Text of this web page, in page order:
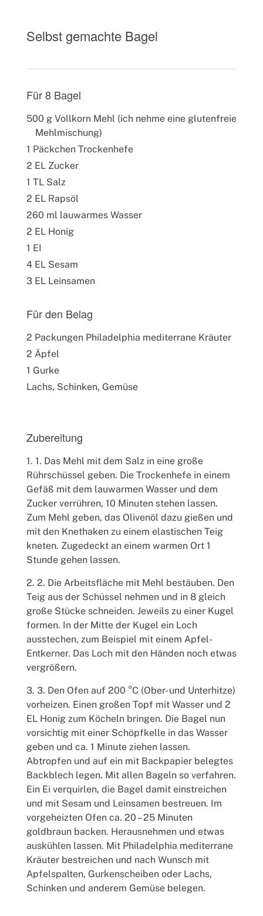
Selbst gemachte Bagel
Für 8 Bagel
500 g Vollkorn Mehl (ich nehme eine glutenfreie
Mehlmischung)
1 Päckchen Trockenhefe
2 EL Zucker
1 TL Salz
2 EL Rapsöl
260 ml lauwarmes Wasser
2 EL Honig
1 EI
4 EL Sesam
3 EL Leinsamen
Für den Belag
2 Packungen Philadelphia mediterrane Kräuter
2 Äpfel
1 Gurke
Lachs, Schinken, Gemüse
Zubereitung
1. Das Mehl mit dem Salz in eine große
Rührschüssel geben. Die Trockenhefe in einem
Gefäß mit dem lauwarmen Wasser und dem
Zucker verrühren, 10 Minuten stehen lassen.
Zum Mehl geben, das Olivenöl dazu gießen und
mit den Knethaken zu einem elastischen Teig
kneten. Zugedeckt an einem warmen Ort 1
Stunde gehen lassen.
2. Die Arbeitsfläche mit Mehl bestäuben. Den
Teig aus der Schüssel nehmen und in 8 gleich
große Stücke schneiden. Jeweils zu einer Kugel
formen. In der Mitte der Kugel ein Loch
ausstechen, zum Beispiel mit einem Apfel-
Entkerner. Das Loch mit den Händen noch etwas
vergrößern.
3. Den Ofen auf 200 °C (Ober- und Unterhitze)
vorheizen. Einen großen Topf mit Wasser und 2
EL Honig zum Köcheln bringen. Die Bagel nun
vorsichtig mit einer Schöpfkelle in das Wasser
geben und ca. 1 Minute ziehen lassen.
Abtropfen und auf ein mit Backpapier belegtes
Backblech legen. Mit allen Bageln so verfahren.
Ein Ei verquirlen, die Bagel damit einstreichen
und mit Sesam und Leinsamen bestreuen. Im
vorgeheizten Ofen ca. 20 – 25 Minuten
goldbraun backen. Herausnehmen und etwas
auskühlen lassen. Mit Philadelphia mediterrane
Kräuter bestreichen und nach Wunsch mit
Apfelspalten, Gurkenscheiben oder Lachs,
Schinken und anderem Gemüse belegen.